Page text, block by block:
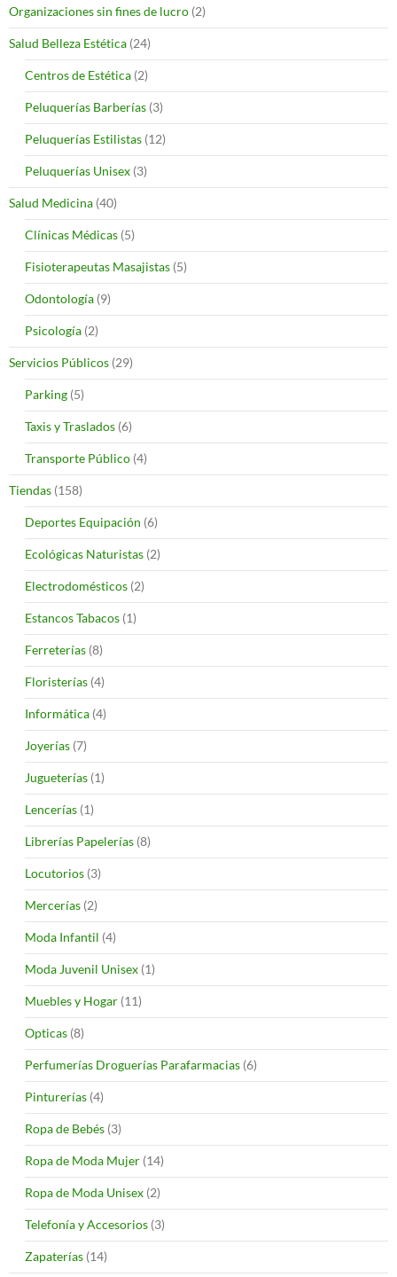
Organizaciones sin fines de lucro (2)
Salud Belleza Estética (24)
Centros de Estética (2)
Peluquerías Barberías (3)
Peluquerías Estilistas (12)
Peluquerías Unisex (3)
Salud Medicina (40)
Clínicas Médicas (5)
Fisioterapeutas Masajistas (5)
Odontología (9)
Psicología (2)
Servicios Públicos (29)
Parking (5)
Taxis y Traslados (6)
Transporte Público (4)
Tiendas (158)
Deportes Equipación (6)
Ecológicas Naturistas (2)
Electrodomésticos (2)
Estancos Tabacos (1)
Ferreterías (8)
Floristerías (4)
Informática (4)
Joyerías (7)
Jugueterías (1)
Lencerías (1)
Librerías Papelerías (8)
Locutorios (3)
Mercerías (2)
Moda Infantil (4)
Moda Juvenil Unisex (1)
Muebles y Hogar (11)
Opticas (8)
Perfumerías Droguerías Parafarmacias (6)
Pinturerías (4)
Ropa de Bebés (3)
Ropa de Moda Mujer (14)
Ropa de Moda Unisex (2)
Telefonía y Accesorios (3)
Zapaterías (14)